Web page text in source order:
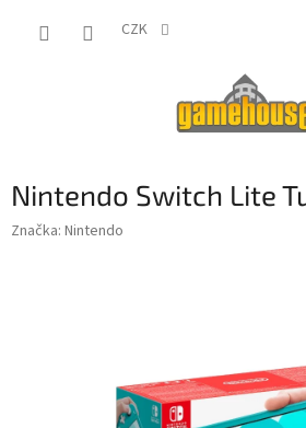
CZK
Nintendo Switch Lite
Značka: Nintendo